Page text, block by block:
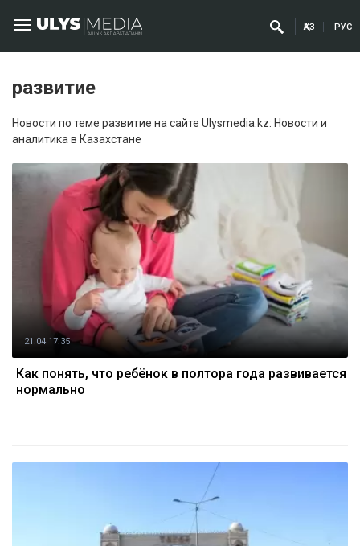
ҚАЗ РУС
развитие
Новости по теме развитие на сайте Ulysmedia.kz: Новости и
аналитика в Казахстане
21.04 17:35
Как понять, что ребёнок в полтора года развивается
нормально